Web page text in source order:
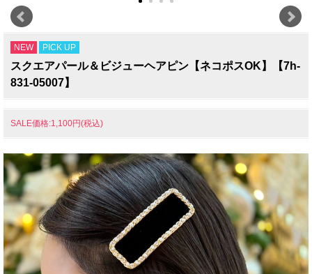
NEW PICK UP
スクエアパール＆ビジューヘアピン【ネコポスOK】【7h-
831-05007】
SALE価格:1,100円(税込)